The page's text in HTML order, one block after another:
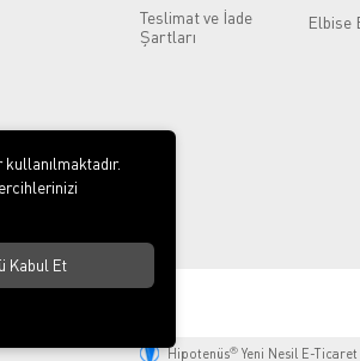
Teslimat ve İade
Şartları
Elbise
Hipotenüs® Yeni Nesil E-
Kabul Et